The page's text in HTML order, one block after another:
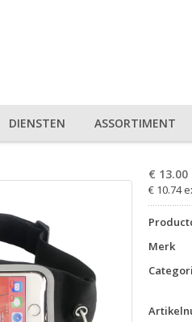
DIENSTEN ASSORTIMENT
€ 13.00
€ 10.74
Merk